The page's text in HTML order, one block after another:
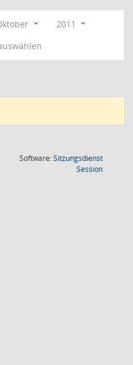
2011
Software:Sitzungsdienst
Session(Wird in